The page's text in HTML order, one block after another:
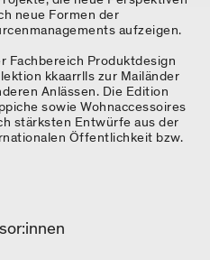
neue Formen der
aufzeigen.
Fachbereich Produktdesign
kkaarrlls zur Mailänder
Anlässen. Die Edition
sowie Wohnaccessoires
stärksten Entwürfe aus der
Öffentlichkeit bzw.